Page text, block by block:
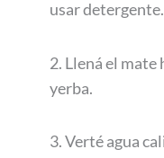
usar detergente.
2. Llená el mate
yerba.
3. Verté agua